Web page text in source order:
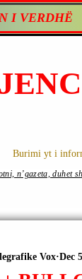
I VERDHË
Burimi yt i
n’gazeta, duhet
Vox Dec